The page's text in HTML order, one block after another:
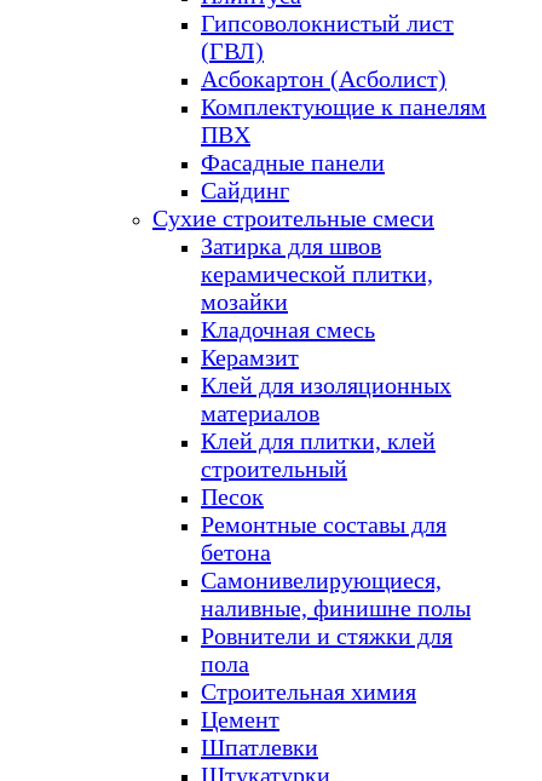
Гипсоволокнистый лист
(ГВЛ)
Асбокартон (Асболист)
Комплектующие к панелям
ПВХ
Фасадные панели
Сайдинг
Сухие строительные смеси
Затирка для швов
керамической плитки,
мозайки
Кладочная смесь
Керамзит
Клей для изоляционных
материалов
Клей для плитки, клей
строительный
Песок
Ремонтные составы для
бетона
Самонивелирующиеся,
наливные, финишне полы
Ровнители и стяжки для
пола
Строительная химия
Цемент
Шпатлевки
Штукатурки